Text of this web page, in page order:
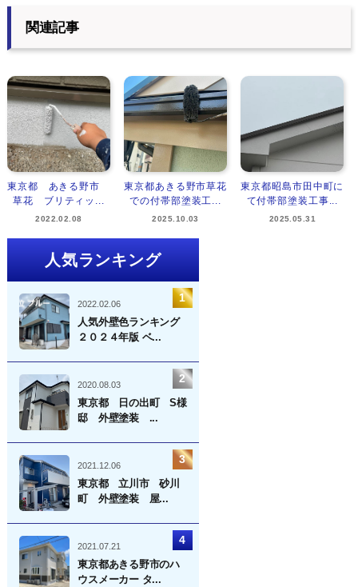
関連記事
東京都 あきる野市
草花 ブリティッ...
2022.02.08
東京都あきる野市草花
での付帯部塗装工...
2025.10.03
東京都昭島市田中町に
て付帯部塗装工事...
2025.05.31
人気ランキング
2022.02.06
人気外壁色ランキング
２０２４年版 ベ...
2020.08.03
東京都 日の出町 S様
邸 外壁塗装 ...
2021.12.06
東京都 立川市 砂川
町 外壁塗装 屋...
2021.07.21
東京都あきる野市のハ
ウスメーカー タ...